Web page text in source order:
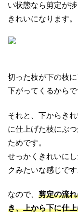
い状態なら剪定が
きれいになります。
切った枝が下の枝
下がってくるからで
それと、下からき
に仕上げた枝にぶ
ためです。
せっかくきれいに
クみたいな感じです
なので、 剪定の流
き、上から下に仕